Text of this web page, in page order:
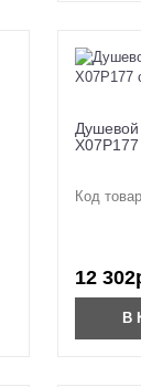
Душевой
Код
12
В